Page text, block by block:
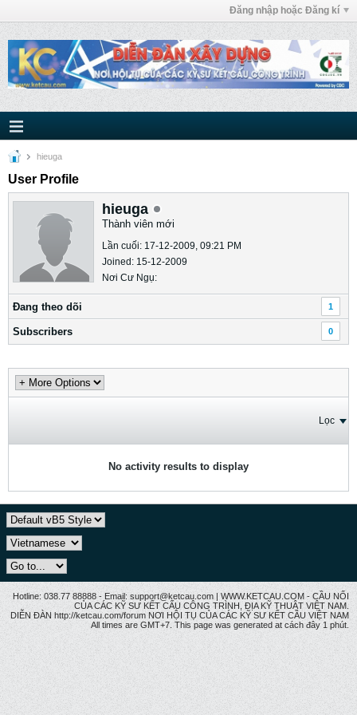
Đăng nhập hoặc Đăng kí
hieuga
User Profile
hieuga
Thành viên mới
Lần cuối: 17-12-2009, 09:21 PM
Joined: 15-12-2009
Nơi Cư Ngụ:
Ðang theo dõi 1
Subscribers 0
Lọc
No activity results to display
Hotline: 038.77 88888 - Email: support@ketcau.com | WWW.KETCAU.COM - CẦU NỐI
CỦA CÁC KỸ SƯ KẾT CẤU CÔNG TRÌNH, ĐỊA KỸ THUẬT VIỆT NAM.
DIỄN ĐÀN http://ketcau.com/forum NƠI HỘI TỤ CỦA CÁC KỸ SƯ KẾT CÂU VIỆT NAM
All times are GMT+7. This page was generated at cách đây 1 phút.